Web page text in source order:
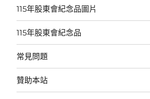
115年股東會紀念品圖片
115年股東會紀念品
常見問題
贊助本站